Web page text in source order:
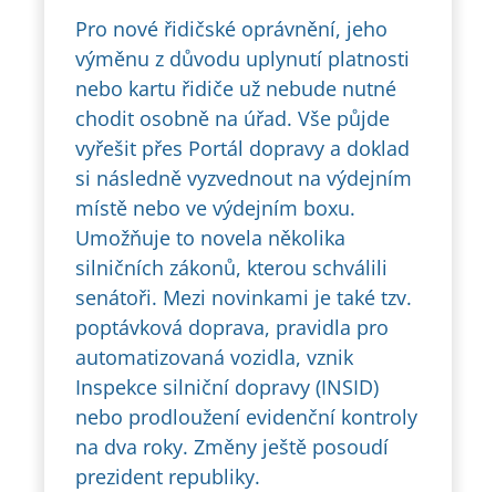
Pro nové řidičské oprávnění, jeho
výměnu z důvodu uplynutí platnosti
nebo kartu řidiče už nebude nutné
chodit osobně na úřad. Vše půjde
vyřešit přes Portál dopravy a doklad
si následně vyzvednout na výdejním
místě nebo ve výdejním boxu.
Umožňuje to novela několika
silničních zákonů, kterou schválili
senátoři. Mezi novinkami je také tzv.
poptávková doprava, pravidla pro
automatizovaná vozidla, vznik
Inspekce silniční dopravy (INSID)
nebo prodloužení evidenční kontroly
na dva roky. Změny ještě posoudí
prezident republiky.